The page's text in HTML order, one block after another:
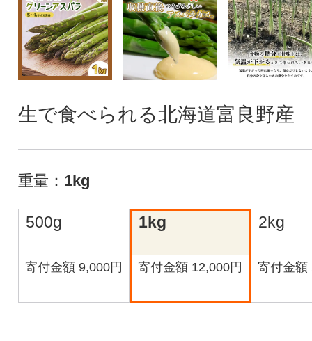
生で食べられる北海道富良野
重量： 1kg
500g
寄付金額 9,000円
1kg
寄付金額 12,000円
2kg
寄付金額